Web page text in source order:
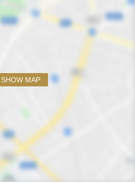
SHOW MAP